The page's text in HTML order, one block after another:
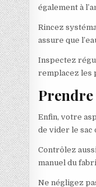
également à
Rincez
assure que
Inspectez
remplacez les
Prendre
Enfin, votre
de vider le sac
Contrôlez
manuel du
Ne négligez